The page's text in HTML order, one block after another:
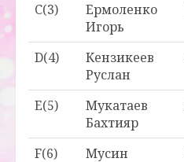
C(3)
Ермоленко
Игорь
D(4)
Кензикеев
Руслан
E(5)
Мукатаев
Бахтияр
F(6)
Мусин